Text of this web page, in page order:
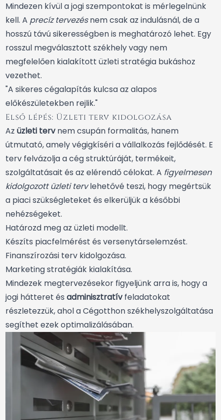
Mindezen kívül a jogi szempontokat is mérlegelnünk
kell. A precíz tervezésnem csak az indulásnál, de a
hosszú távú sikerességben is meghatározó lehet. Egy
rosszul megválasztott székhely vagy nem
megfelelően kialakított üzleti stratégia bukáshoz
vezethet.
"A sikeres cégalapítás kulcsa az alapos
előkészületekben rejlik."
Első lépés: Üzleti terv kidolgozása
Az üzleti tervnem csupán formalitás, hanem
útmutató, amely végigkíséri a vállalkozás fejlődését. E
terv felvázolja a cég struktúráját, termékeit,
szolgáltatásait és az elérendő célokat. A figyelmesen
kidolgozott üzleti tervlehetővé teszi, hogy megértsük
a piaci szükségleteket és elkerüljük a későbbi
nehézségeket.
Határozd meg az üzleti modellt.
Készíts piacfelmérést és versenytárselemzést.
Finanszírozási terv kidolgozása.
Marketing stratégiák kialakítása.
Mindezek megtervezésekor figyeljünk arra is, hogy a
jogi hátteret és adminisztratívfeladatokat
részletezzük, ahol a Cégotthon székhelyszolgáltatása
segíthet ezek optimalizálásában.